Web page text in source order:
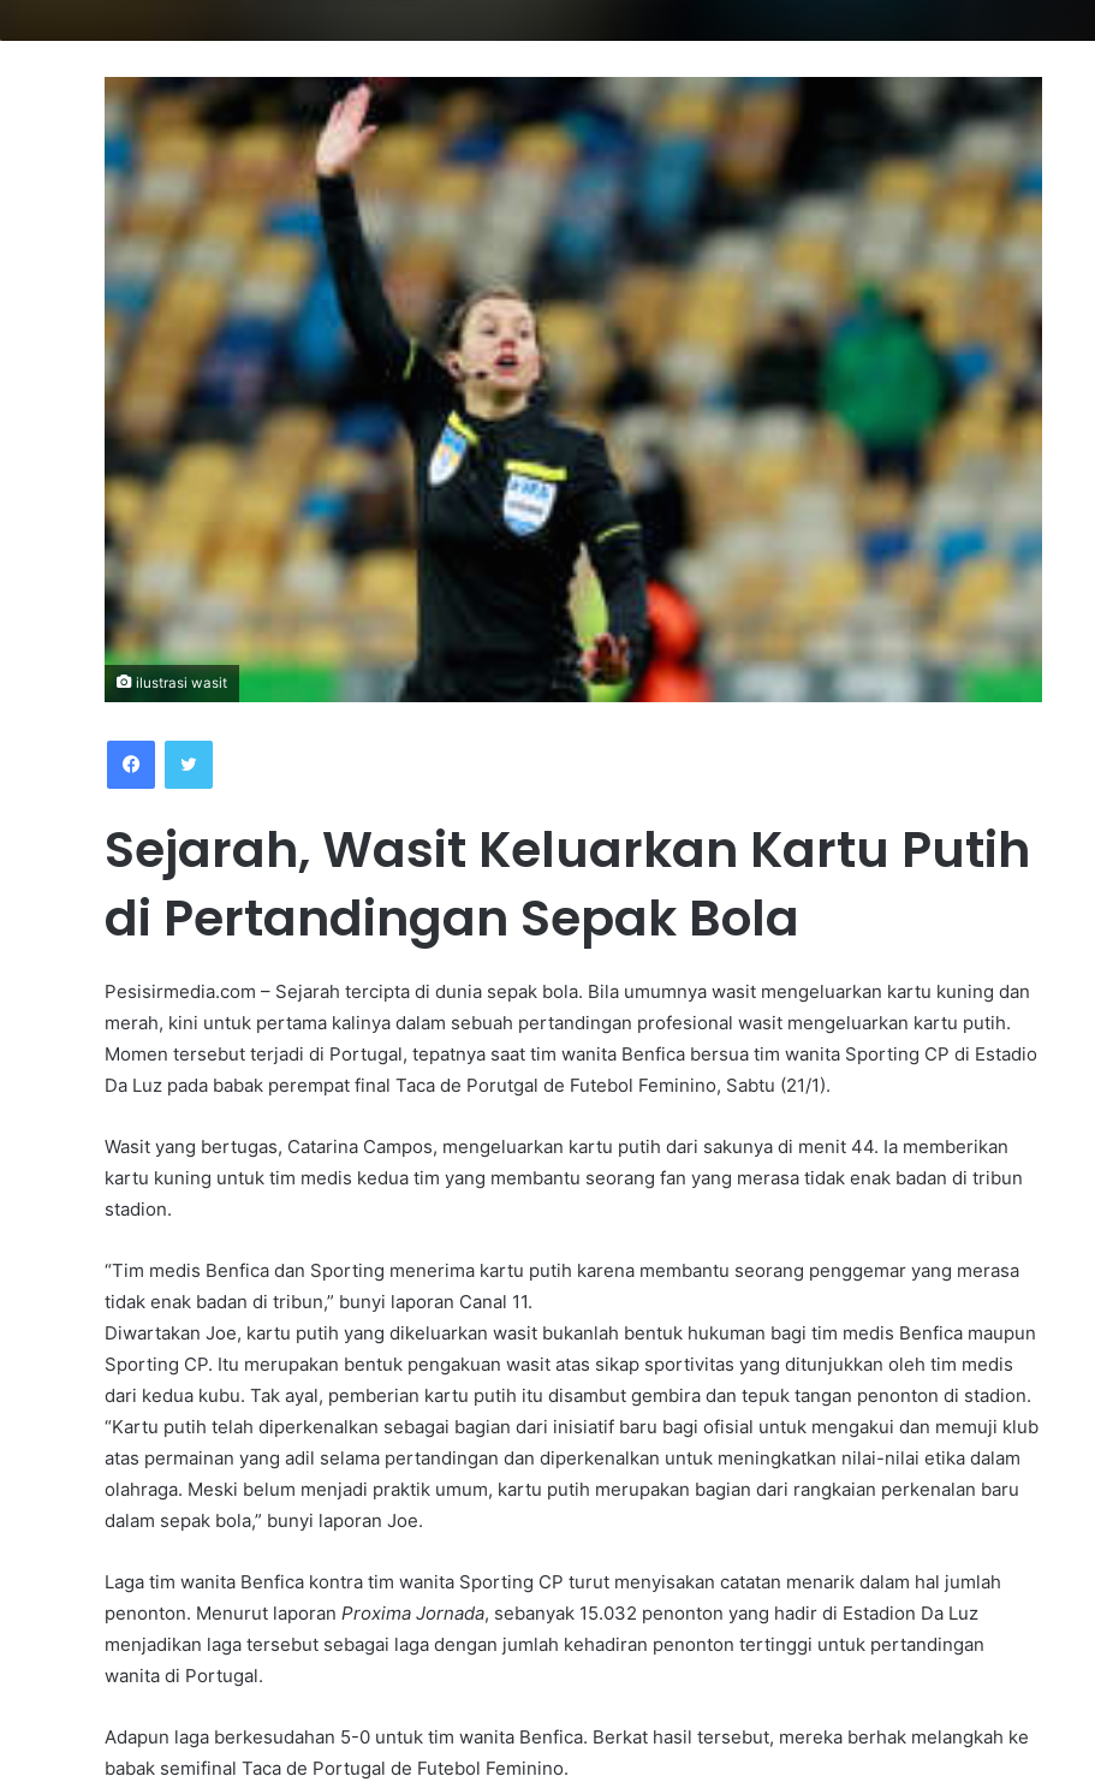
ilustrasi wasit
FacebookTwitter
Sejarah, Wasit Keluarkan Kartu Putih
di Pertandingan Sepak Bola
Pesisirmedia.com – Sejarah tercipta di dunia sepak bola. Bila umumnya wasit mengeluarkan kartu kuning dan
merah, kini untuk pertama kalinya dalam sebuah pertandingan profesional wasit mengeluarkan kartu putih.
Momen tersebut terjadi di Portugal, tepatnya saat tim wanita Benfica bersua tim wanita Sporting CP di Estadio
Da Luz pada babak perempat final Taca de Porutgal de Futebol Feminino, Sabtu (21/1).
Wasit yang bertugas, Catarina Campos, mengeluarkan kartu putih dari sakunya di menit 44. Ia memberikan
kartu kuning untuk tim medis kedua tim yang membantu seorang fan yang merasa tidak enak badan di tribun
stadion.
“Tim medis Benfica dan Sporting menerima kartu putih karena membantu seorang penggemar yang merasa
tidak enak badan di tribun,” bunyi laporan Canal 11.
Diwartakan Joe, kartu putih yang dikeluarkan wasit bukanlah bentuk hukuman bagi tim medis Benfica maupun
Sporting CP. Itu merupakan bentuk pengakuan wasit atas sikap sportivitas yang ditunjukkan oleh tim medis
dari kedua kubu. Tak ayal, pemberian kartu putih itu disambut gembira dan tepuk tangan penonton di stadion.
“Kartu putih telah diperkenalkan sebagai bagian dari inisiatif baru bagi ofisial untuk mengakui dan memuji klub
atas permainan yang adil selama pertandingan dan diperkenalkan untuk meningkatkan nilai-nilai etika dalam
olahraga. Meski belum menjadi praktik umum, kartu putih merupakan bagian dari rangkaian perkenalan baru
dalam sepak bola,” bunyi laporan Joe.
Laga tim wanita Benfica kontra tim wanita Sporting CP turut menyisakan catatan menarik dalam hal jumlah
penonton. Menurut laporan Proxima Jornada, sebanyak 15.032 penonton yang hadir di Estadion Da Luz
menjadikan laga tersebut sebagai laga dengan jumlah kehadiran penonton tertinggi untuk pertandingan
wanita di Portugal.
Adapun laga berkesudahan 5-0 untuk tim wanita Benfica. Berkat hasil tersebut, mereka berhak melangkah ke
babak semifinal Taca de Portugal de Futebol Feminino.